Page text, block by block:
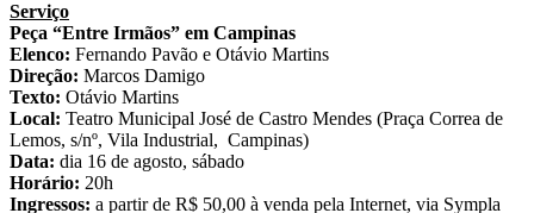
Serviço
Peça “Entre Irmãos” em Campinas
Elenco: Fernando Pavão e Otávio Martins
Direção: Marcos Damigo
Texto: Otávio Martins
Local: Teatro Municipal José de Castro Mendes (Praça Correa de
Lemos, s/nº, Vila Industrial, Campinas)
Data: dia 16 de agosto, sábado
Horário: 20h
Ingressos: a partir de R$ 50,00 à venda pela Internet, via Sympla